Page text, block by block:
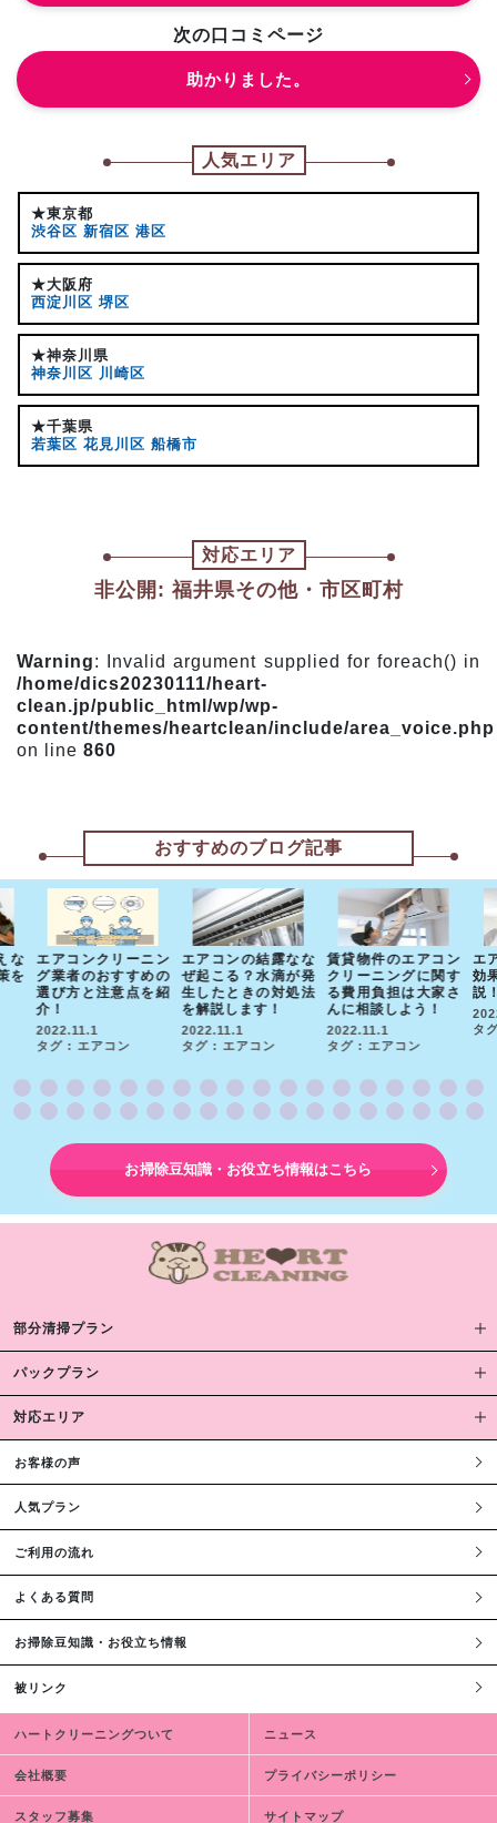
次の口コミページ
助かりました。
人気エリア
★東京都
渋谷区 新宿区 港区
★大阪府
西淀川区 堺区
★神奈川県
神奈川区 川崎区
★千葉県
若葉区 花見川区 船橋市
対応エリア
非公開: 福井県その他・市区町村
Warning: Invalid argument supplied for foreach() in
/home/dics20230111/heart-
clean.jp/public_html/wp/wp-
content/themes/heartclean/include/area_voice.php
on line 860
おすすめのブログ記事
な
を
エアコンクリーニン
グ業者のおすすめの
選び方と注意点を紹
介！
2022.11.1
タグ : エアコン
エアコンの結露なな
ぜ起こる？水滴が発
生したときの対処法
を解説します！
2022.11.1
タグ : エアコン
賃貸物件のエアコン
クリーニングに関す
る費用負担は大家さ
んに相談しよう！
2022.11.1
タグ : エアコン
エ
効
説
タ
お掃除豆知識・お役立ち情報はこちら
部分清掃プラン
パックプラン
対応エリア
お客様の声
人気プラン
ご利用の流れ
よくある質問
お掃除豆知識・お役立ち情報
被リンク
ハートクリーニングついて ニュース
会社概要 プライバシーポリシー
スタッフ募集 サイトマップ